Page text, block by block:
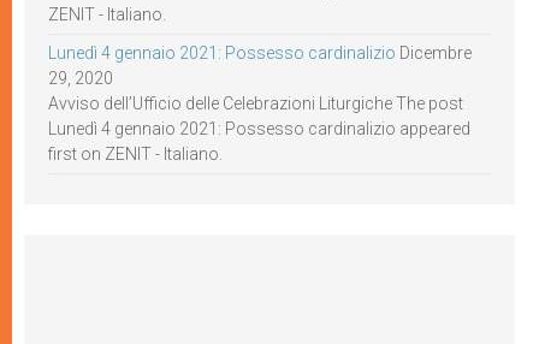
ZENIT - Italiano.
Lunedì 4 gennaio 2021: Possesso cardinalizio Dicembre
29, 2020
Avviso dell’Ufficio delle Celebrazioni Liturgiche The post
Lunedì 4 gennaio 2021: Possesso cardinalizio appeared
first on ZENIT - Italiano.